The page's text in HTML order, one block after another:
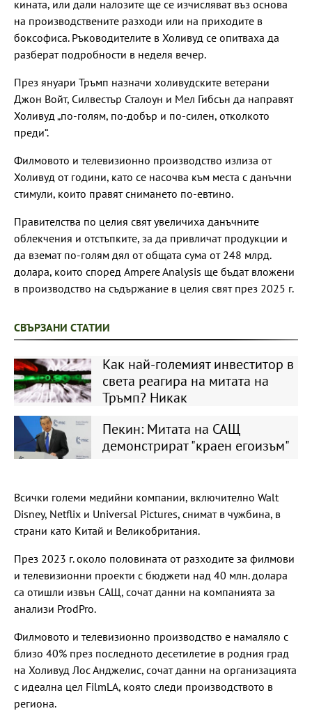
кината, или дали налозите ще се изчисляват въз основа
на производствените разходи или на приходите в
боксофиса. Ръководителите в Холивуд се опитваха да
разберат подробности в неделя вечер.
През януари Тръмп назначи холивудските ветерани
Джон Войт, Силвестър Сталоун и Мел Гибсън да направят
Холивуд „по-голям, по-добър и по-силен, отколкото
преди“.
Филмовото и телевизионно производство излиза от
Холивуд от години, като се насочва към места с данъчни
стимули, които правят снимането по-евтино.
Правителства по целия свят увеличиха данъчните
облекчения и отстъпките, за да привличат продукции и
да вземат по-голям дял от общата сума от 248 млрд.
долара, които според Ampere Analysis ще бъдат вложени
в производство на съдържание в целия свят през 2025 г.
СВЪРЗАНИ СТАТИИ
Как най-големият инвеститор в
света реагира на митата на
Тръмп? Никак
Пекин: Митата на САЩ
демонстрират "краен егоизъм"
Всички големи медийни компании, включително Walt
Disney, Netflix и Universal Pictures, снимат в чужбина, в
страни като Китай и Великобритания.
През 2023 г. около половината от разходите за филмови
и телевизионни проекти с бюджети над 40 млн. долара
са отишли извън САЩ, сочат данни на компанията за
анализи ProdPro.
Филмовото и телевизионно производство е намаляло с
близо 40% през последното десетилетие в родния град
на Холивуд Лос Анджелис, сочат данни на организацията
с идеална цел FilmLA, която следи производството в
региона.